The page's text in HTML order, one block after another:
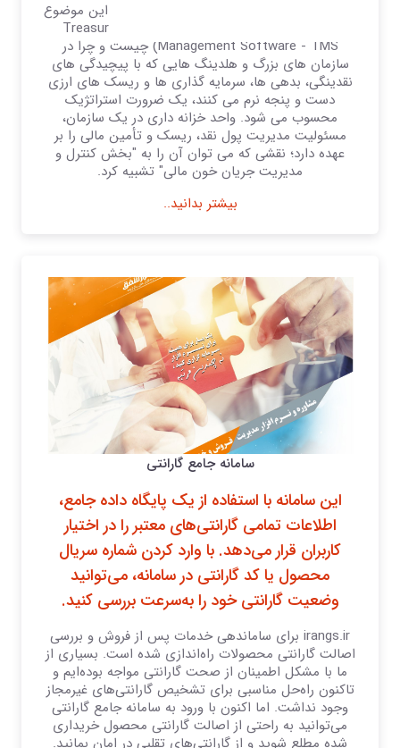
ما در این مقاله به صورت گام به گام به بررسی این موضوع
خواهیم پرداخت که نرم افزار خزانه داری (Treasury
Management Software - TMS) چیست و چرا در
سازمان های بزرگ و هلدینگ هایی که با پیچیدگی های
نقدینگی، بدهی ها، سرمایه گذاری ها و ریسک های ارزی
دست و پنجه نرم می کنند، یک ضرورت استراتژیک
محسوب می شود. واحد خزانه داری در یک سازمان،
مسئولیت مدیریت پول نقد، ریسک و تأمین مالی را بر
عهده دارد؛ نقشی که می توان آن را به "بخش کنترل و
مدیریت جریان خون مالی" تشبیه کرد.
بیشتر بدانید..
سامانه جامع گارانتی
این سامانه با استفاده از یک پایگاه داده جامع،
اطلاعات تمامی گارانتی‌های معتبر را در اختیار
کاربران قرار می‌دهد. با وارد کردن شماره سریال
محصول یا کد گارانتی در سامانه، می‌توانید
وضعیت گارانتی خود را به‌سرعت بررسی کنید.
irangs.ir برای ساماندهی خدمات پس از فروش و بررسی
اصالت گارانتی محصولات راه‌اندازی شده است. بسیاری از
ما با مشکل اطمینان از صحت گارانتی مواجه بوده‌ایم و
تاکنون راه‌حل مناسبی برای تشخیص گارانتی‌های غیرمجاز
وجود نداشت. اما اکنون با ورود به سامانه جامع گارانتی
می‌توانید به راحتی از اصالت گارانتی محصول خریداری
شده مطلع شوید و از گارانتی‌های تقلبی در امان بمانید.